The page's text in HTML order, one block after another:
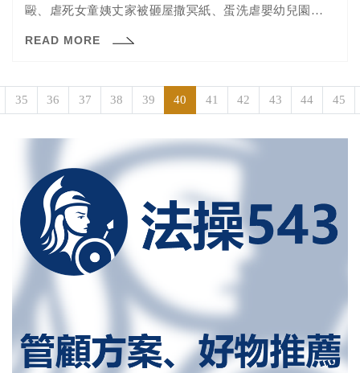
毆、虐死女童姨丈家被砸屋撒冥紙、蛋洗虐嬰幼兒園、痛
什麼樣的代價嗎？
READ MORE
35 36 37 38 39 40 41 42 43 44 45